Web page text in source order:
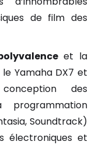
de film des
et la
Yamaha DX7 et
des
programmation
Soundtrack)
électroniques et